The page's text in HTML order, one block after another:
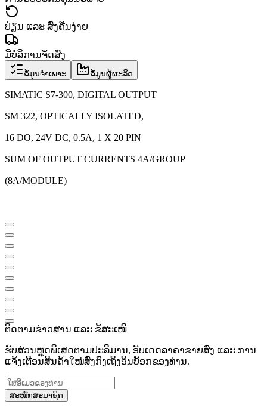
ປ່ຽນ ແລະ ສົ່ງຄືນງ່າຍ
ມີບໍລິການຈັດສົ່ງ
ຂໍ້ມູນຈຳເພາະ ຂໍ້ມູນຜູ້ຜະລິດ
SIMATIC S7-300, DIGITAL OUTPUT
SM 322, OPTICALLY ISOLATED,
16 DO, 24V DC, 0.5A, 1 X 20 PIN
SUM OF OUTPUT CURRENTS 4A/GROUP
(8A/MODULE)
ຕິດຕາມຂ່າວສານ ແລະ ຂໍ້ສະເໜີ
ຮັບສ່ວນຫຼຸດພິເສດຕາມປະລິມານ, ອັບເດດລາຄາຂາຍສົ່ງ ແລະ ການ
ແຈ້ງເຕືອນສິນຄ້າໃໝ່ສົ່ງກົງເຖິງອິນບັອກຂອງທ່ານ.
ສະໝັກສະມາຊິກ